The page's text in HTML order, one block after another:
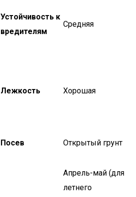
Устойчивость к
вредителям
Средняя
Лежкость Хорошая
Посев Открытый грунт
Апрель-май (для
летнего